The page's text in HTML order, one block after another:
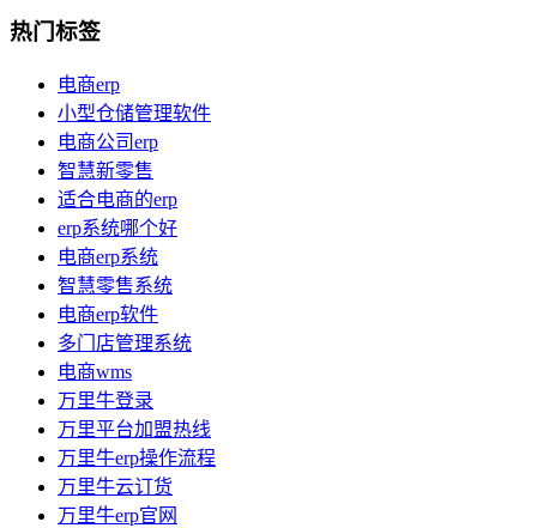
热门标签
电商erp
小型仓储管理软件
电商公司erp
智慧新零售
适合电商的erp
erp系统哪个好
电商erp系统
智慧零售系统
电商erp软件
多门店管理系统
电商wms
万里牛登录
万里平台加盟热线
万里牛erp操作流程
万里牛云订货
万里牛erp官网